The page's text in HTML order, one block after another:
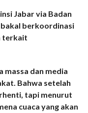
Jabar via Badan
bakal berkoordinasi
terkait
massa dan media
Bahwa setelah
tapi menurut
cuaca yang akan